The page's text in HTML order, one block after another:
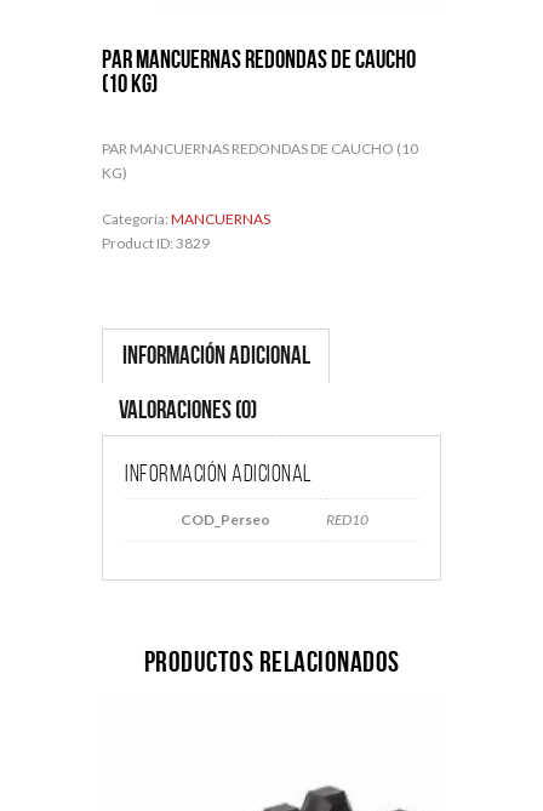
PAR MANCUERNAS REDONDAS DE CAUCHO
(10 KG)
PAR MANCUERNAS REDONDAS DE CAUCHO (10
KG)
Categoría: MANCUERNAS
Product ID: 3829
Información adicional
Valoraciones (0)
Información adicional
COD_Perseo RED10
Productos relacionados